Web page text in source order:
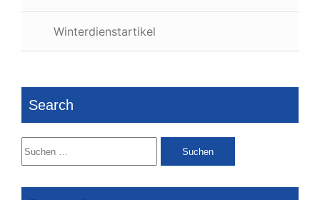
Winterdienstartikel
Search
Suchen
nach: